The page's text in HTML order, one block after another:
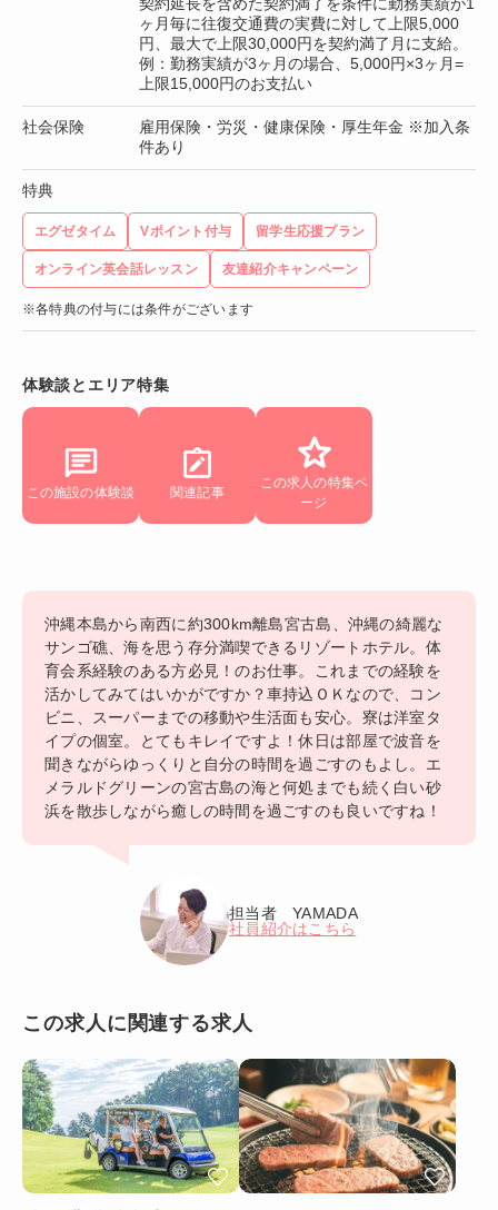
契約延長を含めた契約満了を条件に勤務実績が1
ヶ月毎に往復交通費の実費に対して上限5,000
円、最大で上限30,000円を契約満了月に支給。
例：勤務実績が3ヶ月の場合、5,000円×3ヶ月=
上限15,000円のお支払い
社会保険
雇用保険・労災・健康保険・厚生年金 ※加入条
件あり
特典
エグゼタイム Vポイント付与 留学生応援プラン
オンライン英会話レッスン 友達紹介キャンペーン
※各特典の付与には条件がございます
体験談とエリア特集
この施設の体験談 関連記事
この求人の特集ペ
ージ
沖縄本島から南西に約300km離島宮古島、沖縄の綺麗な
サンゴ礁、海を思う存分満喫できるリゾートホテル。体
育会系経験のある方必見！のお仕事。これまでの経験を
活かしてみてはいかがですか？車持込ＯＫなので、コン
ビニ、スーパーまでの移動や生活面も安心。寮は洋室タ
イプの個室。とてもキレイですよ！休日は部屋で波音を
聞きながらゆっくりと自分の時間を過ごすのもよし。エ
メラルドグリーンの宮古島の海と何処までも続く白い砂
浜を散歩しながら癒しの時間を過ごすのも良いですね！
担当者 YAMADA
社員紹介はこちら
この求人に関連する求人